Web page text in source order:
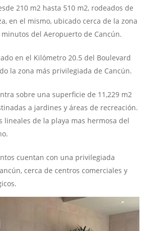
210 m2 hasta 510 m2, rodeados de
en el mismo, ubicado cerca de la zona
del Aeropuerto de Cancún.
en el Kilómetro 20.5 del Boulevard
la zona más privilegiada de Cancún.
sobre una superficie de 11,229 m2
a jardines y áreas de recreación.
lineales de la playa mas hermosa del
cuentan con una privilegiada
cerca de centros comerciales y